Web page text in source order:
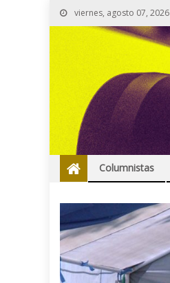
viernes, agosto 07, 2026
Columnistas